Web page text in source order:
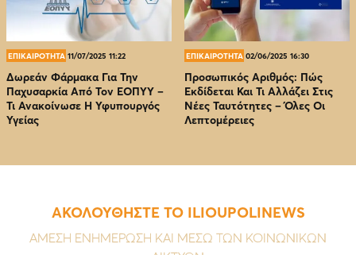
ΕΠΙΚΑΙΡΟΤΗΤΑ 11/07/2025 11:22
Δωρεάν Φάρμακα Για Την
Παχυσαρκία Από Τον EOΠΥΥ –
Τι Ανακοίνωσε Η Υφυπουργός
Υγείας
ΕΠΙΚΑΙΡΟΤΗΤΑ 02/06/2025 16:30
Προσωπικός Αριθμός: Πώς
Εκδίδεται Και Τι Αλλάζει Στις
Νέες Ταυτότητες – Όλες Οι
Λεπτομέρειες
ΑΚΟΛΟΥΘΗΣΤΕ ΤΟ ILIOUPOLINEWS
ΑΜΕΣΗ ΕΝΗΜΕΡΩΣΗ ΚΑΙ ΜΕΣΩ ΤΩΝ ΚΟΙΝΩΝΙΚΩΝ